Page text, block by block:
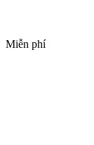
Miễn phí